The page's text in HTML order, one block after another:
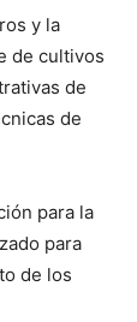
y la
de cultivos
de
de
para la
para
de los